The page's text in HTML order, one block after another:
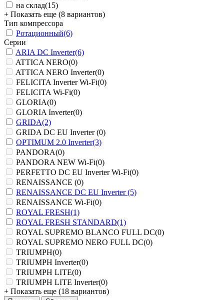
на склад(15)
+ Показать еще (8 вариантов)
Тип компрессора
Ротационный(6)
Серии
ARIA DC Inverter(6)
ATTICA NERO(0)
ATTICA NERO Inverter(0)
FELICITA Inverter Wi-Fi(0)
FELICITA Wi-Fi(0)
GLORIA(0)
GLORIA Inverter(0)
GRIDA(2)
GRIDA DC EU Inverter(0)
OPTIMUM 2.0 Inverter(3)
PANDORA(0)
PANDORA NEW Wi-Fi(0)
PERFETTO DC EU Inverter Wi-Fi(0)
RENAISSANCE (0)
RENAISSANCE DC EU Inverter(5)
RENAISSANCE Wi-Fi(0)
ROYAL FRESH(1)
ROYAL FRESH STANDARD(1)
ROYAL SUPREMO BLANCO FULL DC(0)
ROYAL SUPREMO NERO FULL DC(0)
TRIUMPH(0)
TRIUMPH Inverter(0)
TRIUMPH LITE(0)
TRIUMPH LITE Inverter(0)
+ Показать еще (18 вариантов)